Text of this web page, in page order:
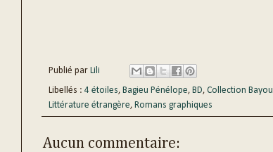
Publié par Lili
Libellés : 4 étoiles, Bagieu Pénélope, BD, Collection Bayou
Littérature étrangère, Romans graphiques
Aucun commentaire: